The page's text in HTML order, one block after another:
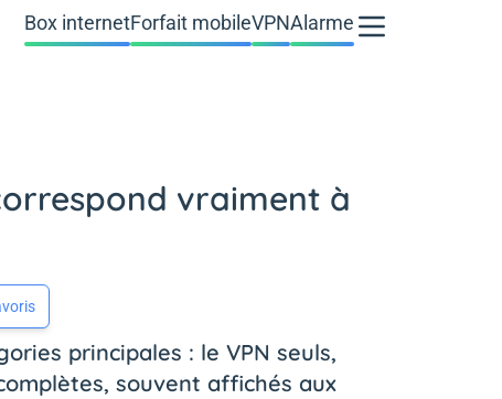
Box internetForfait mobileVPNAlarme
vraiment à
principales : le VPN seuls,
souvent affichés aux